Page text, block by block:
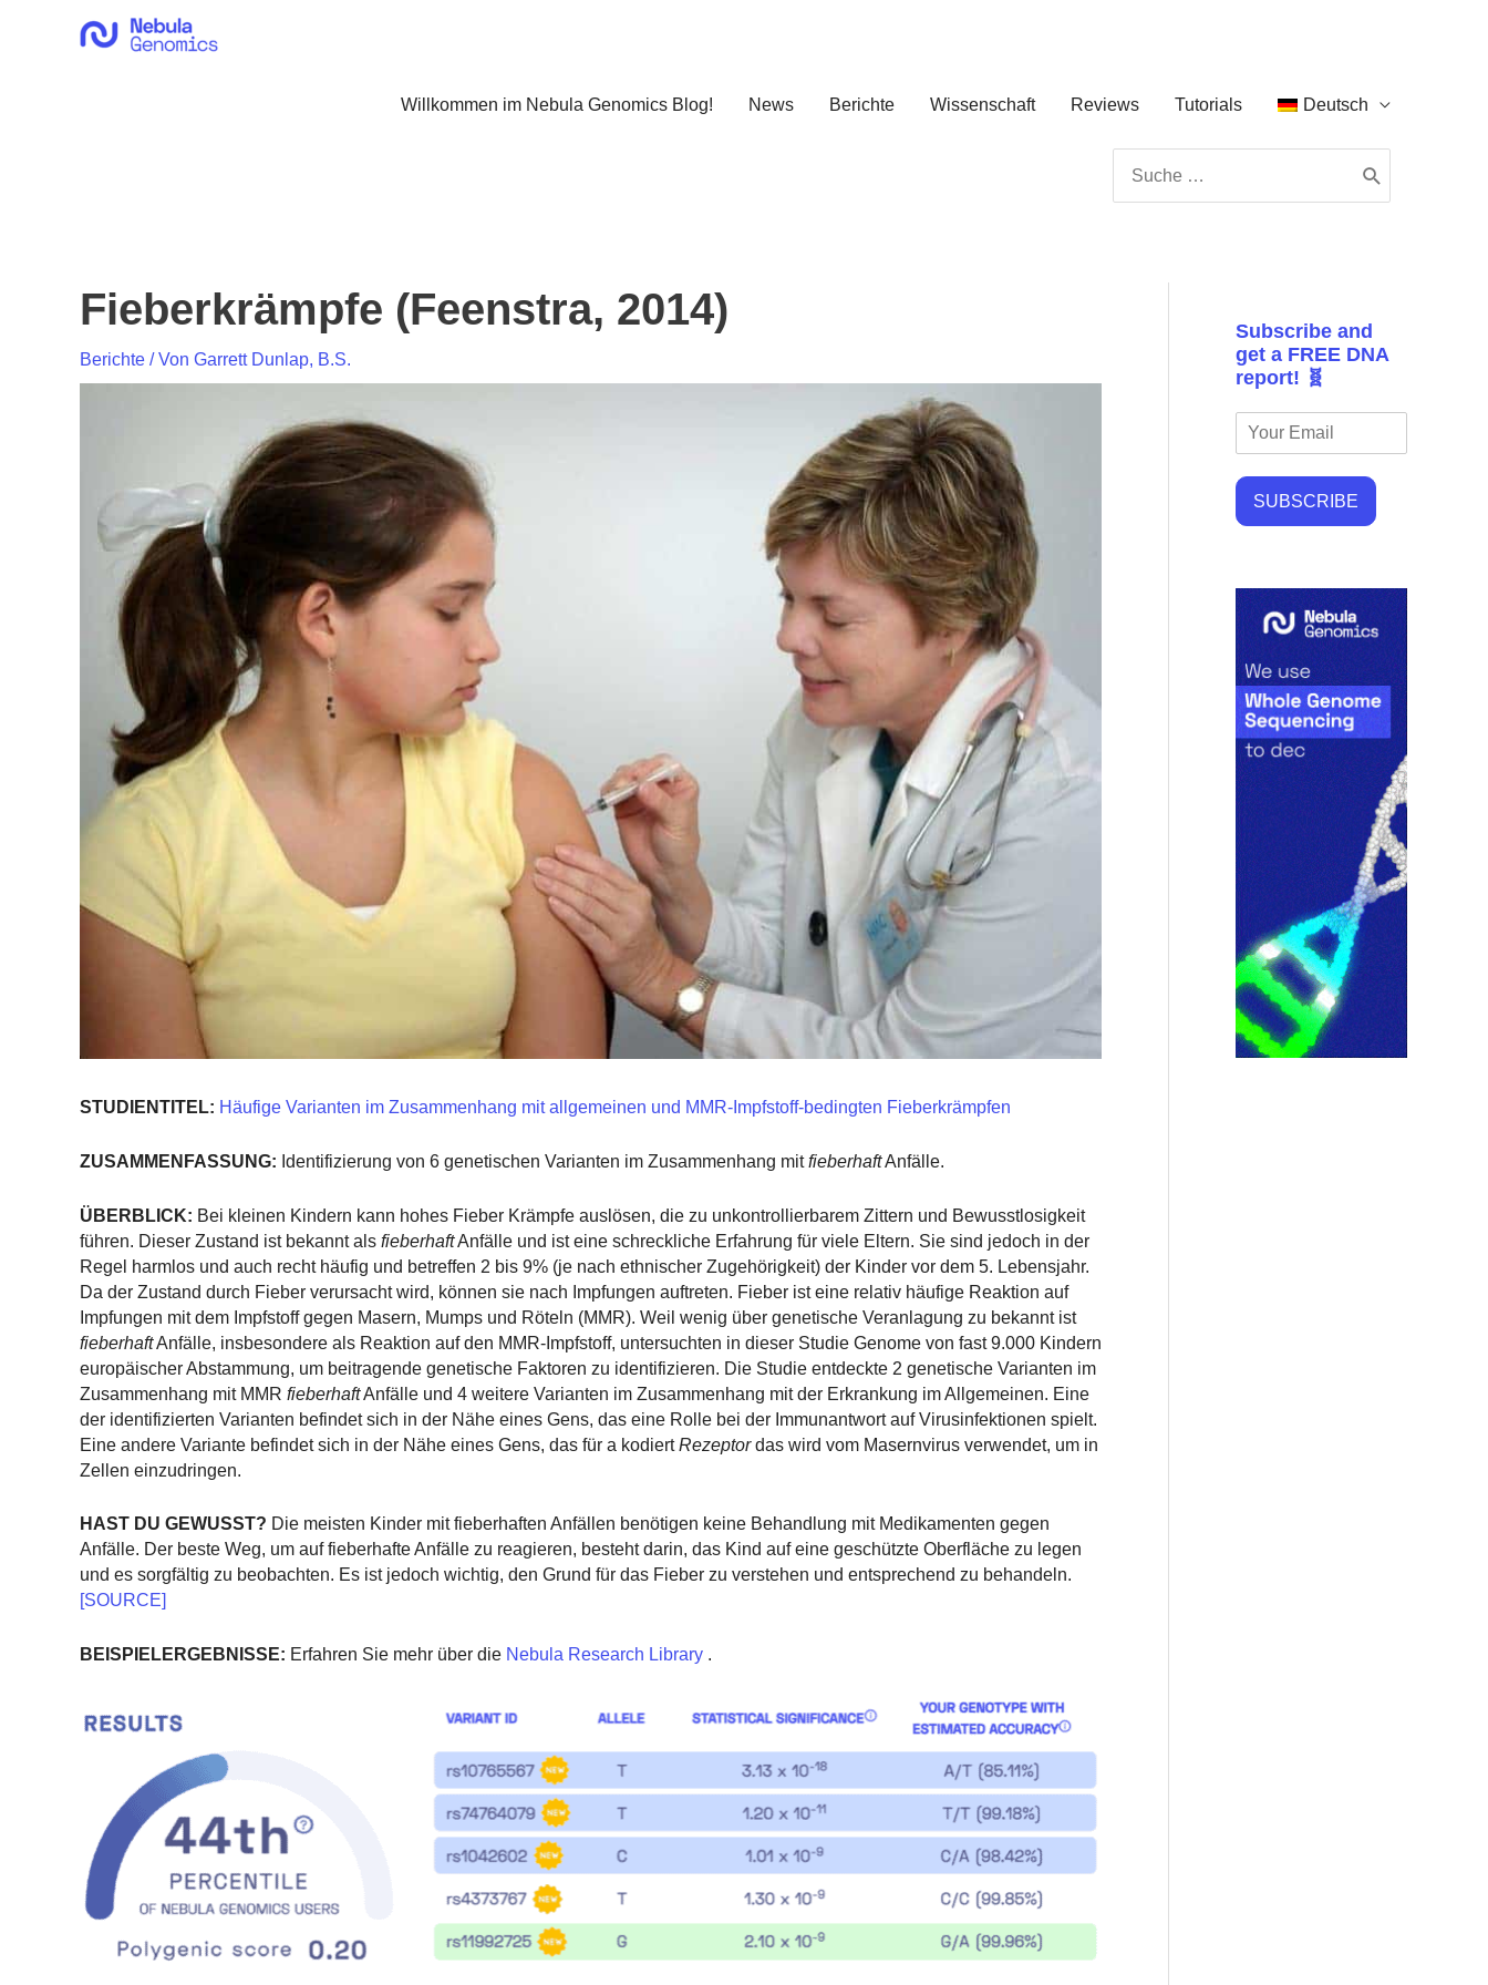
Willkommen im Nebula Genomics Blog! News Berichte Wissenschaft Reviews Tutorials Deutsch
for:
Fieberkrämpfe (Feenstra, 2014)
Berichte / Von Garrett Dunlap, B.S.
STUDIENTITEL: Häufige Varianten im Zusammenhang mit allgemeinen und MMR-Impfstoff-bedingten Fieberkrämpfen
ZUSAMMENFASSUNG: Identifizierung von 6 genetischen Varianten im Zusammenhang mitfieberhaftAnfälle.
ÜBERBLICK: Bei kleinen Kindern kann hohes Fieber Krämpfe auslösen, die zu unkontrollierbarem Zittern und Bewusstlosigkeit
führen. Dieser Zustand ist bekannt als fieberhaftAnfälle und ist eine schreckliche Erfahrung für viele Eltern. Sie sind jedoch in der
Regel harmlos und auch recht häufig und betreffen 2 bis 9% (je nach ethnischer Zugehörigkeit) der Kinder vor dem 5. Lebensjahr.
Da der Zustand durch Fieber verursacht wird, können sie nach Impfungen auftreten. Fieber ist eine relativ häufige Reaktion auf
Impfungen mit dem Impfstoff gegen Masern, Mumps und Röteln (MMR). Weil wenig über genetische Veranlagung zu bekannt ist
fieberhaftAnfälle, insbesondere als Reaktion auf den MMR-Impfstoff, untersuchten in dieser Studie Genome von fast 9.000 Kindern
europäischer Abstammung, um beitragende genetische Faktoren zu identifizieren. Die Studie entdeckte 2 genetische Varianten im
Zusammenhang mit MMR fieberhaftAnfälle und 4 weitere Varianten im Zusammenhang mit der Erkrankung im Allgemeinen. Eine
der identifizierten Varianten befindet sich in der Nähe eines Gens, das eine Rolle bei der Immunantwort auf Virusinfektionen spielt.
Eine andere Variante befindet sich in der Nähe eines Gens, das für a kodiertRezeptordas wird vom Masernvirus verwendet, um in
Zellen einzudringen.
HAST DU GEWUSST? Die meisten Kinder mit fieberhaften Anfällen benötigen keine Behandlung mit Medikamenten gegen
Anfälle. Der beste Weg, um auf fieberhafte Anfälle zu reagieren, besteht darin, das Kind auf eine geschützte Oberfläche zu legen
und es sorgfältig zu beobachten. Es ist jedoch wichtig, den Grund für das Fieber zu verstehen und entsprechend zu behandeln.
[SOURCE]
BEISPIELERGEBNISSE: Erfahren Sie mehr über die Nebula Research Library .
Subscribe and
get a FREE DNA
report! 🧬
SUBSCRIBE